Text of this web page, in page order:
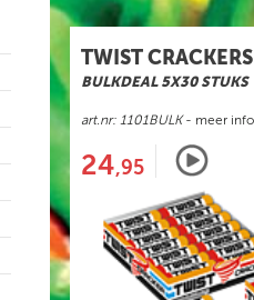
TWIST
BULKDEAL 5X30 STUKS
art.nr: 1101BULK- meer info
24,95